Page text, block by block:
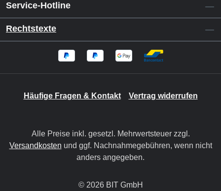
Service-Hotline
Rechtstexte
Häufige Fragen & Kontakt Vertrag widerrufen
Alle Preise inkl. gesetzl. Mehrwertsteuer zzgl.
Versandkosten und ggf. Nachnahmegebühren, wenn nicht
anders angegeben.
© 2026 BIT GmbH